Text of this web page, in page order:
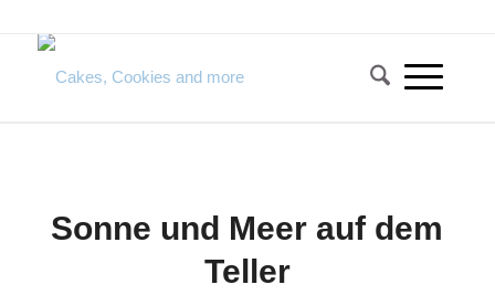
Sonne und Meer auf dem
Teller